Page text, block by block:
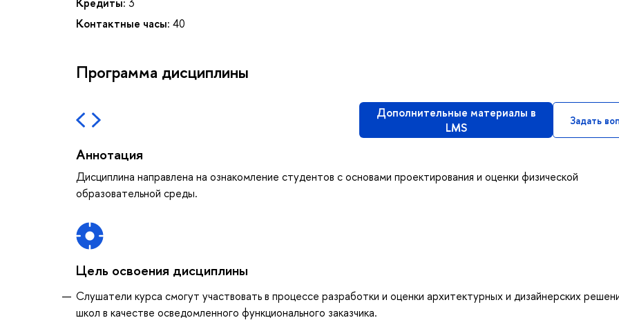
Контактные часы: 40
Программа дисциплины
Дополнительные материалы в
LMS
Задать
Аннотация
Дисциплина направлена на ознакомление студентов с основами проектирования и оценки физической
образовательной среды.
Цель освоения дисциплины
Слушатели курса смогут участвовать в процессе разработки и оценки архитектурных и дизайнерских
школ в качестве осведомленного функционального заказчика.